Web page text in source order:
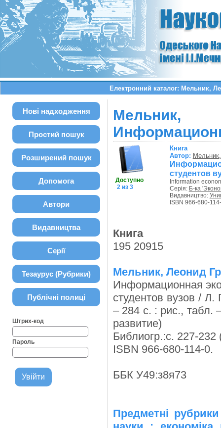
Електронний каталог: Мельник,
Нові надходження
Простий пошук
Розширений пошук
Допомога
Автори
Видавництва
Серії
Тезаурус (Рубрики)
Публічні полиці
Штрих-код
Пароль
Мельник,
Доступно
2 из 3
Книга
Автор:
студентов
Information
Серія: Б-ка
Видавництво:
ISBN 966-680-
Книга
195 20915
Мельник, Леонид
Информационная
студентов вузов /
– 284 с. : рис., табл.
развитие)
Библиогр.:с. 227-232
ISBN 966-680-114-0.
ББК У49:з8я73
Предметні